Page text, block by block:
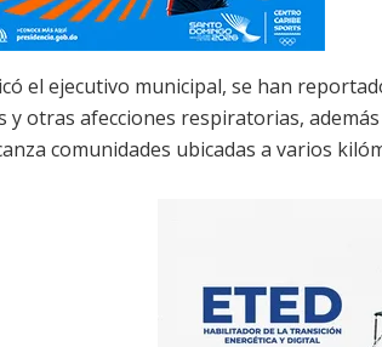
el ejecutivo municipal, se han
y otras afecciones respiratorias,
comunidades ubicadas a varios